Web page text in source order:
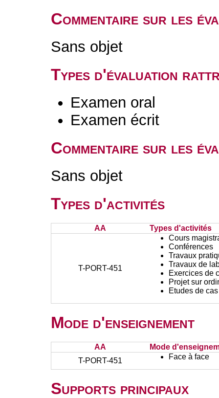
Commentaire sur les
Sans objet
Types d'évaluation
Examen oral
Examen écrit
Commentaire sur les
Sans objet
Types d'activités
AA Types d'activités
T-PORT-451
Cours
Conférences
Travaux
Travaux de
Exercices de
Projet sur
Etudes de cas
Mode d'enseignement
AA
Mode
T-PORT-451
Face à face
Supports principaux